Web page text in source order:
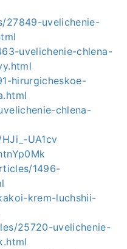
27849-uvelichenie-
uvelichenie-chlena-
hirurgicheskoe-
chlena-
UA1cv
1496-
krem-luchshii-
25720-uvelichenie-